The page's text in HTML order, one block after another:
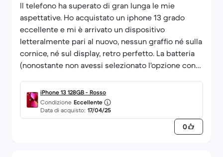
Il telefono ha superato di gran lunga le mie
aspettative. Ho acquistato un iphone 13 grado
eccellente e mi è arrivato un dispositivo
letteralmente pari al nuovo, nessun graffio né sulla
cornice, né sul display, retro perfetto. La batteria
(nonostante non avessi selezionato l'opzione con
impostazioni). Ho notato solo un lieve difetto del
display in un punto in alto vicino alla cornice di
sinistra, dove sembra esserci un "bozzetto" molto
piccolo sotto lo schermo, difetto lievissimo che si
nota praticamente solo a schermo spento e
iPhone 13 128GB - Rosso
Condizione Eccellente
Data di acquisto: 17/04/25
0